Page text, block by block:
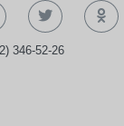
346-52-26